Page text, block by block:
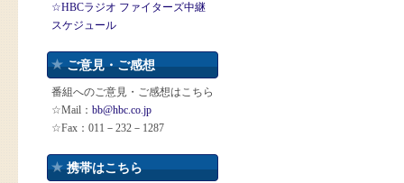
☆HBCラジオ ファイターズ中継
スケジュール
ご意見・ご感想
番組へのご意見・ご感想はこちら
☆Mail： bb@hbc.co.jp
☆Fax：011－232－1287
携帯はこちら